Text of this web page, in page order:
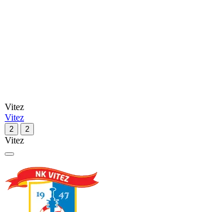
Vitez
Vitez
2 2
Vitez